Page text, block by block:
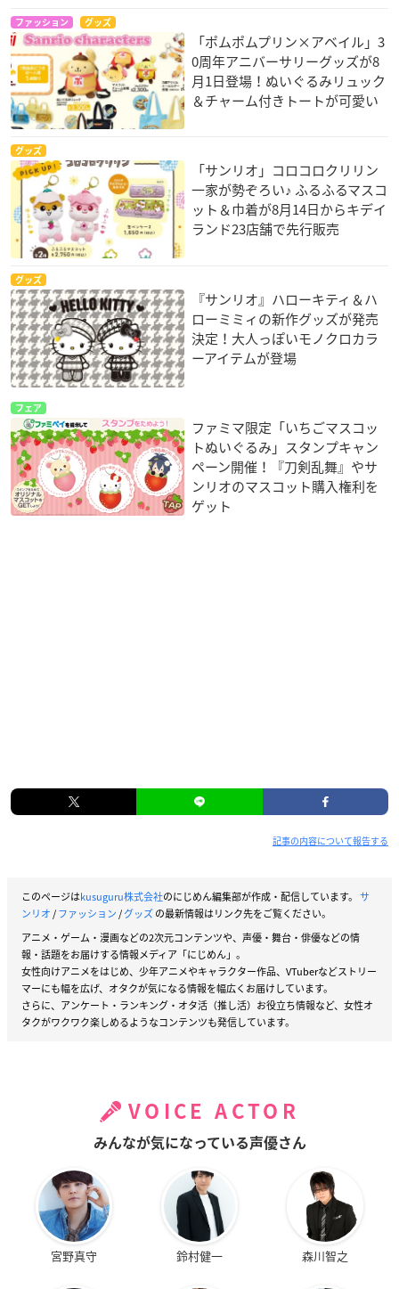
ファッション グッズ
「ポムポムプリン×アベイル」3
0周年アニバーサリーグッズが8
月1日登場！ぬいぐるみリュック
＆チャーム付きトートが可愛い
グッズ
「サンリオ」コロコロクリリン
一家が勢ぞろい♪ ふるふるマスコ
ット＆巾着が8月14日からキデイ
ランド23店舗で先行販売
グッズ
『サンリオ』ハローキティ＆ハ
ローミミィの新作グッズが発売
決定！大人っぽいモノクロカラ
ーアイテムが登場
フェア
ファミマ限定「いちごマスコッ
トぬいぐるみ」スタンプキャン
ペーン開催！『刀剣乱舞』やサ
ンリオのマスコット購入権利を
ゲット
記事の内容について報告する
このページはkusuguru株式会社のにじめん編集部が作成・配信しています。 サ
ンリオ/ファッション/グッズの最新情報はリンク先をご覧ください。
アニメ・ゲーム・漫画などの2次元コンテンツや、声優・舞台・俳優などの情
報・話題をお届けする情報メディア「にじめん」。
女性向けアニメをはじめ、少年アニメやキャラクター作品、VTuberなどストリー
マーにも幅を広げ、オタクが気になる情報を幅広くお届けしています。
さらに、アンケート・ランキング・オタ活（推し活）お役立ち情報など、女性オ
タクがワクワク楽しめるようなコンテンツも発信しています。
VOICE ACTOR
みんなが気になっている声優さん
宮野真守 鈴村健一 森川智之